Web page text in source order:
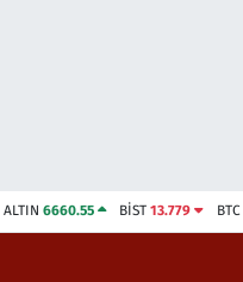
ALTIN 6660.55 BİST13.779 BTC